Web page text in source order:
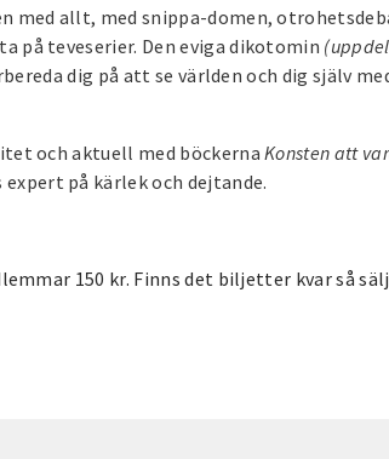
med allt, med snippa-domen,
på teveserier. Den eviga dikotomin
dig på att se världen och dig själv
och aktuell med böckernaKonsten att
på kärlek och dejtande.
150 kr. Finns det biljetter kvar så